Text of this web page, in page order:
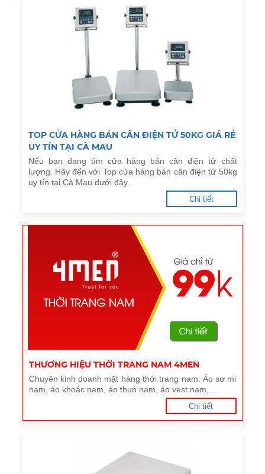
TOP CỬA HÀNG BÁN CÂN ĐIỆN TỬ 50KG GIÁ RẺ
UY TÍN TẠI CÀ MAU
Nếu bạn đang tìm cửa hàng bán cân điện tử chất
lượng. Hãy đến với Top cửa hàng bán cân điện tử 50kg
uy tín tại Cà Mau dưới đây.
Chi tiết
THƯƠNG HIỆU THỜI TRANG NAM 4MEN
Chuyên kinh doanh mặt hàng thời trang nam: Áo sơ mi
nam, áo khoác nam, áo thun nam, áo vest nam,...
Chi tiết